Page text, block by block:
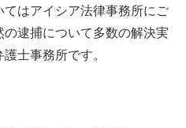
はアイシア法律事務所にご
逮捕について多数の解決実
士事務所です。